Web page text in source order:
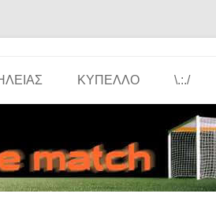
ΚΎΠΕΛΛΟ \.:./